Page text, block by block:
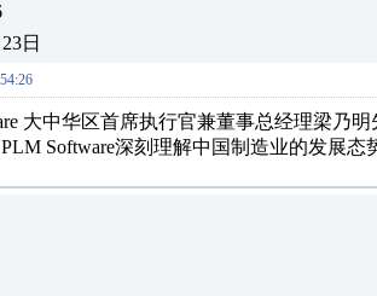
日
大中华区首席执行官兼董事总经理梁
PLM Software深刻理解中国制造业的发展